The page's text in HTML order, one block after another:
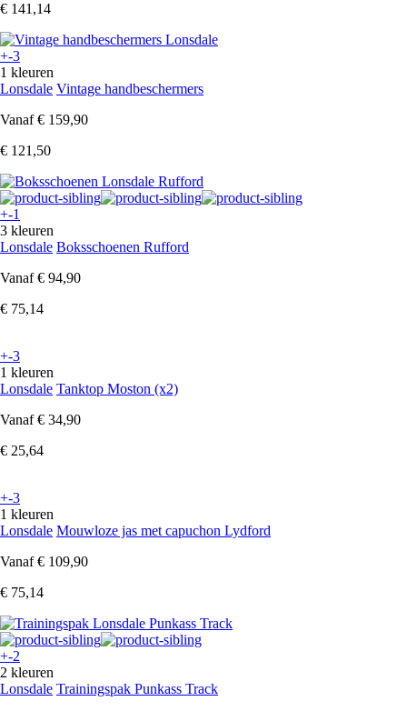
€ 141,14
+-3
1 kleuren
Lonsdale Vintage handbeschermers
Vanaf € 159,90
€ 121,50
+-1
3 kleuren
Lonsdale Boksschoenen Rufford
Vanaf € 94,90
€ 75,14
+-3
1 kleuren
Lonsdale Tanktop Moston (x2)
Vanaf € 34,90
€ 25,64
+-3
1 kleuren
Lonsdale Mouwloze jas met capuchon Lydford
Vanaf € 109,90
€ 75,14
+-2
2 kleuren
Lonsdale Trainingspak Punkass Track